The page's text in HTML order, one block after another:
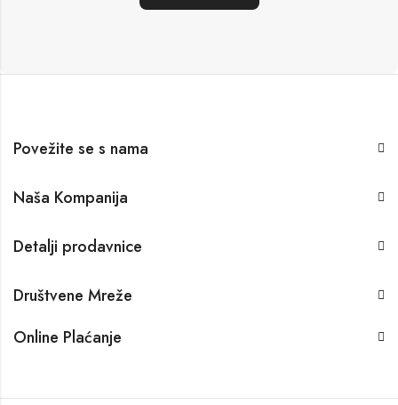
Povežite se s nama
Naša Kompanija
Detalji prodavnice
Društvene Mreže
Online Plaćanje